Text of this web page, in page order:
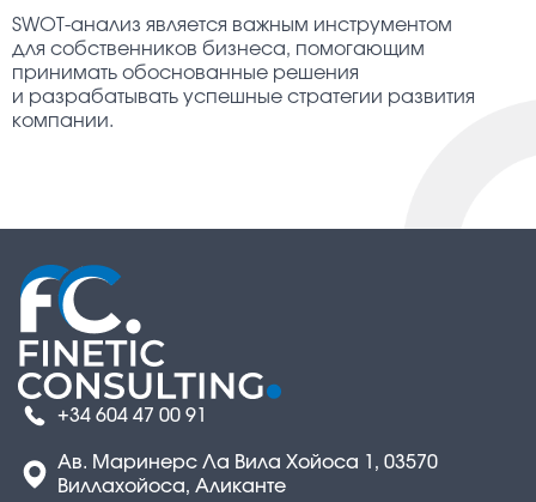
SWOT-анализ является важным инструментом
для собственников бизнеса, помогающим
принимать обоснованные решения
и разрабатывать успешные стратегии развития
компании.
+34 604 47 00 91
Ав. Маринерс Ла Вила Хойоса 1, 03570
Виллахойоса, Аликанте